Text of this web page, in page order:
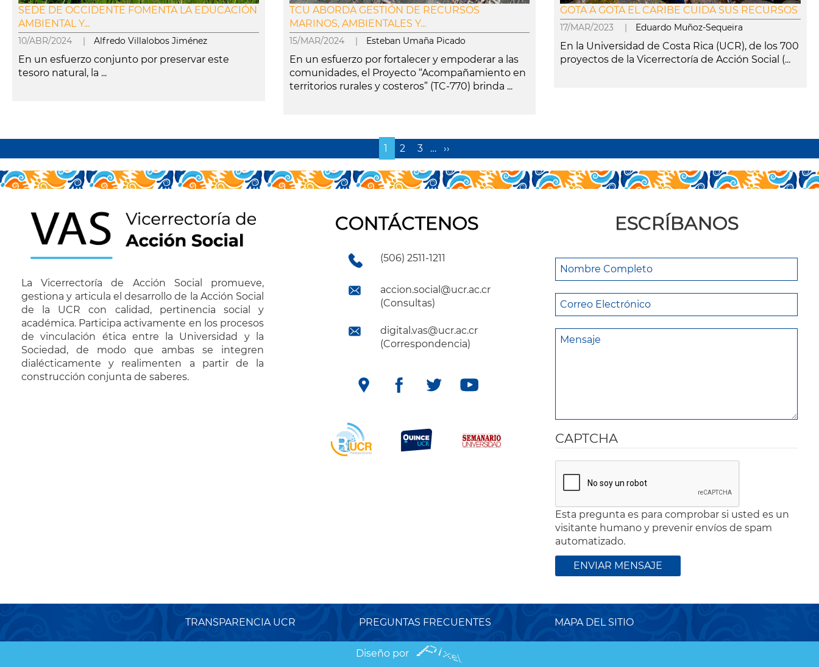
SEDE DE OCCIDENTE FOMENTA LA EDUCACIÓN
AMBIENTAL Y...
10/ABR/2024 | Alfredo Villalobos Jiménez
En un esfuerzo conjunto por preservar este
tesoro natural, la ...
TCU ABORDA GESTIÓN DE RECURSOS
MARINOS, AMBIENTALES Y...
15/MAR/2024 | Esteban Umaña Picado
En un esfuerzo por fortalecer y empoderar a las
comunidades, el Proyecto “Acompañamiento en
territorios rurales y costeros” (TC-770) brinda ...
GOTA A GOTA EL CARIBE CUIDA SUS RECURSOS
17/MAR/2023 | Eduardo Muñoz-Sequeira
En la Universidad de Costa Rica (UCR), de los 700
proyectos de la Vicerrectoría de Acción Social (...
Página
actual
1 Page
2 Page
3 …
Siguiente
página
››
La Vicerrectoría de Acción Social promueve,
gestiona y articula el desarrollo de la Acción Social
de la UCR con calidad, pertinencia social y
académica. Participa activamente en los procesos
de vinculación ética entre la Universidad y la
Sociedad, de modo que ambas se integren
dialécticamente y realimenten a partir de la
construcción conjunta de saberes.
CONTÁCTENOS
(506) 2511-1211
accion.social@ucr.ac.cr
(Consultas)
digital.vas@ucr.ac.cr
(Correspondencia)
ESCRÍBANOS
CAPTCHA
Esta pregunta es para comprobar si usted es un
visitante humano y prevenir envíos de spam
automatizado.
TRANSPARENCIA UCR PREGUNTAS FRECUENTES MAPA DEL SITIO
Diseño por